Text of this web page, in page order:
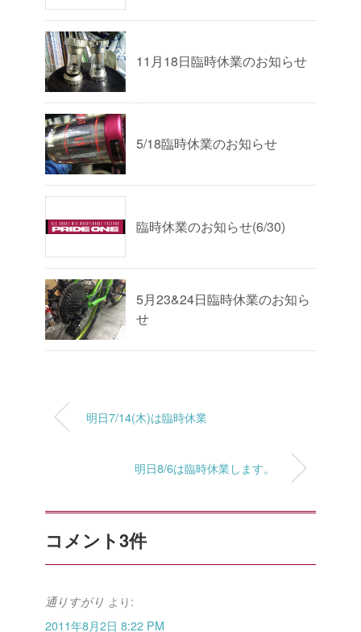
11月18日臨時休業のお知らせ
5/18臨時休業のお知らせ
臨時休業のお知らせ(6/30)
5月23&24日臨時休業のお知ら
せ
明日7/14(木)は臨時休業
明日8/6は臨時休業します。
コメント3件
通りすがり より:
2011年8月2日 8:22 PM